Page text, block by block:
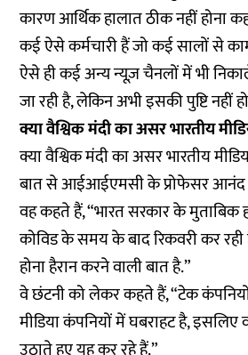
कारण आर्थिक हालात ठीक नहीं होना
कई ऐसे कर्मचारी हैं जो कई सालों से
ऐसे ही कई अन्य न्यूज़ चैनलों में भी
जा रही है, लेकिन अभी इसकी पुष्टि नहीं
क्या वैश्विक मंदी का असर भारतीय
क्या वैश्विक मंदी का असर भारतीय
बात से आईआईएमसी के प्रोफेसर आनंद
वह कहते हैं, “भारत सरकार के मुताबिक
कोविड के समय के बाद रिकवरी कर
होना हैरान करने वाली बात है.”
वे छंटनी को लेकर कहते हैं, “टेक कंपनियों
मीडिया कंपनियों में घबराहट है,